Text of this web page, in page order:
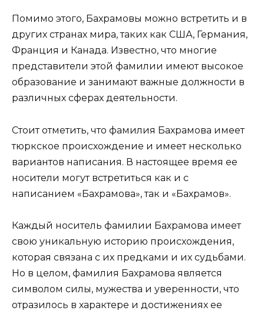
Помимо этого, Бахрамовы можно встретить и в
других странах мира, таких как США, Германия,
Франция и Канада. Известно, что многие
представители этой фамилии имеют высокое
образование и занимают важные должности в
различных сферах деятельности.
Стоит отметить, что фамилия Бахрамова имеет
тюркское происхождение и имеет несколько
вариантов написания. В настоящее время ее
носители могут встретиться как и с
написанием «Бахрамова», так и «Бахрамов».
Каждый носитель фамилии Бахрамова имеет
свою уникальную историю происхождения,
которая связана с их предками и их судьбами.
Но в целом, фамилия Бахрамова является
символом силы, мужества и уверенности, что
отразилось в характере и достижениях ее